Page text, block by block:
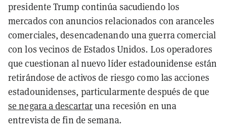
presidente Trump continúa sacudiendo los
mercados con anuncios relacionados con aranceles
comerciales, desencadenando una guerra comercial
con los vecinos de Estados Unidos. Los operadores
que cuestionan al nuevo líder estadounidense están
retirándose de activos de riesgo como las acciones
estadounidenses, particularmente después de que
se negara a descartaruna recesión en una
entrevista de fin de semana.